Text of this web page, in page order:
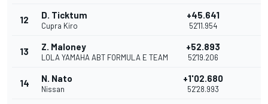
12 D. Ticktum
Cupra Kiro
+45.641
52'11.954
13 Z. Maloney
LOLA YAMAHA ABT FORMULA E TEAM
+52.893
52'19.206
14 N. Nato
Nissan
+1'02.680
52'28.993